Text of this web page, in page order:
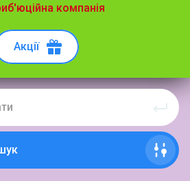
компанія
Акції